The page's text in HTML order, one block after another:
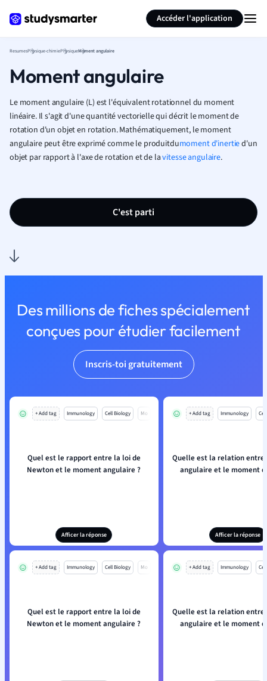
Accéder l'application
ResumesPhysique-chimiePhysiqueMoment angulaire
Moment angulaire
Le moment angulaire (L) est l'équivalent rotationnel du moment
linéaire. Il s'agit d'une quantité vectorielle qui décrit le moment de
rotation d'un objet en rotation. Mathématiquement, le moment
angulaire peut être exprimé comme le produitdumoment d'inertied'un
objet par rapport à l'axe de rotation et de lavitesse angulaire.
C'est parti
Des millions de fiches spécialement
conçues pour étudier facilement
Inscris-toi gratuitement
+ Add tag Immunology Cell Biology Mo
Quel est le rapport entre la loi de
Newton et le moment angulaire ?
Afficer la réponse
+ Add tag Immunology
Quelle est la relation entre
angulaire et le moment
Afficer la réponse
+ Add tag Immunology Cell Biology Mo
Quel est le rapport entre la loi de
Newton et le moment angulaire ?
+ Add tag Immunology
Quelle est la relation entre
angulaire et le moment
Résumer la page